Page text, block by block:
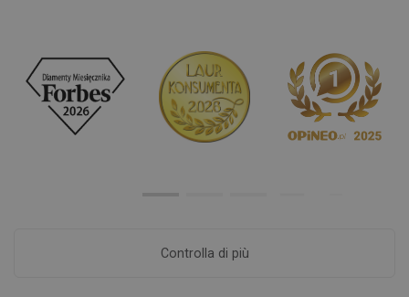
Controlla di più